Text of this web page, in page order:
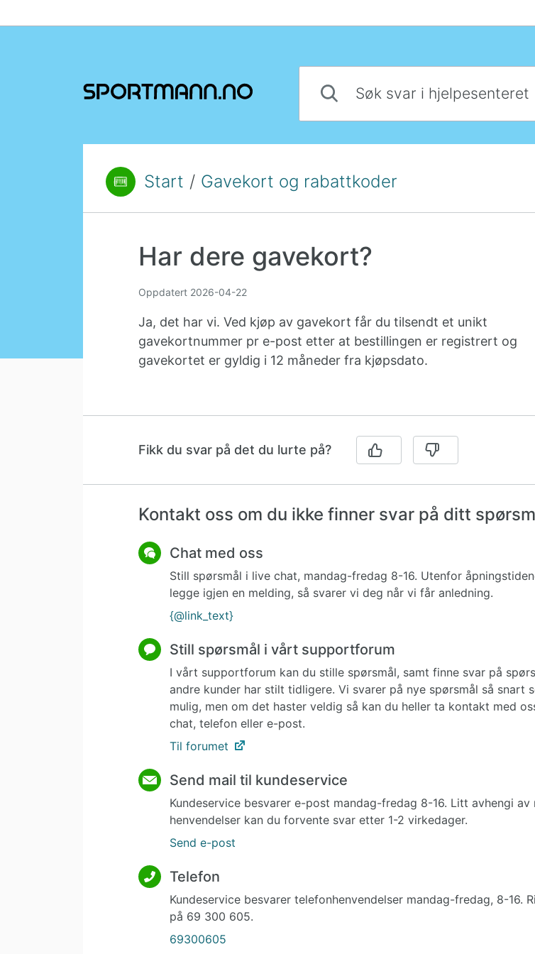
Du er her:Start / Gavekort og rabattkoder
Har dere gavekort?
Oppdatert 2026-04-22
Ja, det har vi. Ved kjøp av gavekort får du tilsendt et unikt
gavekortnummer pr e-post etter at bestillingen er registrert og
gavekortet er gyldig i 12 måneder fra kjøpsdato.
Fikk du svar på det du lurte på?
Kontakt oss om du ikke finner svar på ditt
Chat med oss
Still spørsmål i live chat, mandag-fredag 8-16. Utenfor
legge igjen en melding, så svarer vi deg når vi får anledning.
{@link_text}
Still spørsmål i vårt supportforum
I vårt supportforum kan du stille spørsmål, samt finne svar på
andre kunder har stilt tidligere. Vi svarer på nye spørsmål så snart
mulig, men om det haster veldig så kan du heller ta kontakt med
chat, telefon eller e-post.
Til forumet
Send mail til kundeservice
Kundeservice besvarer e-post mandag-fredag 8-16. Litt avhengi av
henvendelser kan du forvente svar etter 1-2 virkedager.
Send e-post
Telefon
Kundeservice besvarer telefonhenvendelser mandag-fredag, 8-16.
på 69 300 605.
69300605